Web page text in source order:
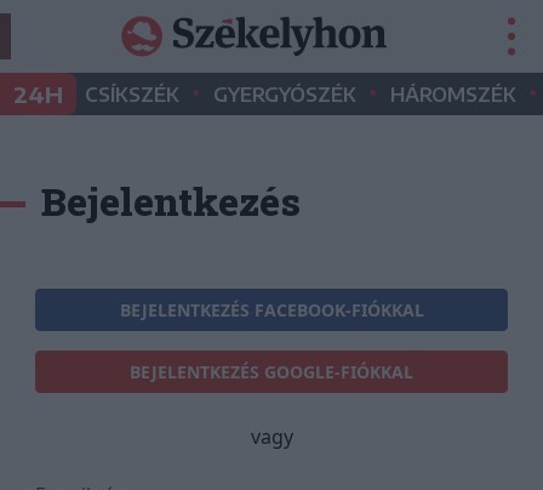
24H CSÍKSZÉK • GYERGYÓSZÉK • HÁROMSZÉK •
Bejelentkezés
BEJELENTKEZÉS FACEBOOK-FIÓKKAL
BEJELENTKEZÉS GOOGLE-FIÓKKAL
vagy